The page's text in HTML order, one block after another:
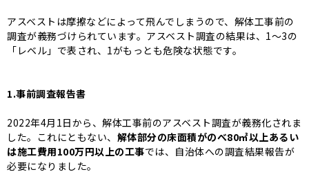
アスベストは摩擦などによって飛んでしまうので、解体工事前の
調査が義務づけられています。アスベスト調査の結果は、1～3の
「レベル」で表され、1がもっとも危険な状態です。
1.事前調査報告書
2022年4月1日から、解体工事前のアスベスト調査が義務化されま
した。これにともない、 解体部分の床面積がのべ80㎡以上あるい
は施工費用100万円以上の工事では、自治体への調査結果報告が
必要になりました。